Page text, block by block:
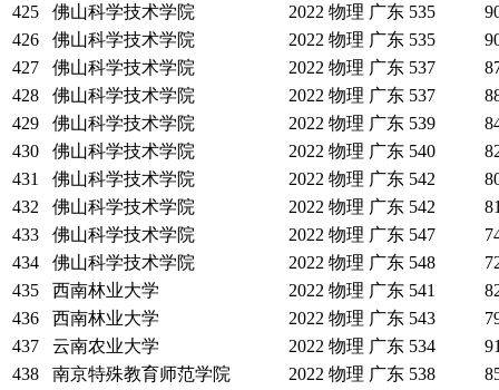
425
佛山科学技术学院 2022 物理 广东 535
426
佛山科学技术学院 2022 物理 广东 535
427
佛山科学技术学院 2022 物理 广东 537
428
佛山科学技术学院 2022 物理 广东 537
429
佛山科学技术学院 2022 物理 广东 539
430
佛山科学技术学院 2022 物理 广东 540
431
佛山科学技术学院 2022 物理 广东 542
432
佛山科学技术学院 2022 物理 广东 542
433
佛山科学技术学院 2022 物理 广东 547
434
佛山科学技术学院 2022 物理 广东 548
435
西南林业大学 2022 物理 广东 541
436
西南林业大学 2022 物理 广东 543
437
云南农业大学 2022 物理 广东 534
438
南京特殊教育师范学院 2022 物理 广东 538